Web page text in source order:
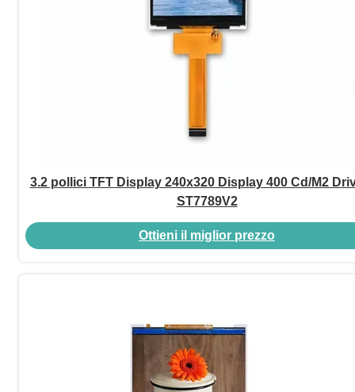
3.2 pollici TFT Display 240x320 Display 400 Cd/M2
ST7789V2
Ottieni il miglior prezzo